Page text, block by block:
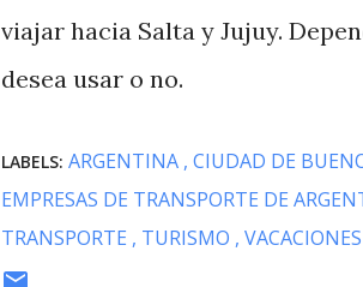
viajar hacia Salta y Jujuy.
desea usar o no.
LABELS: ARGENTINA CIUDAD DE
EMPRESAS DE TRANSPORTE DE
TRANSPORTE
TURISMO VACACIONES